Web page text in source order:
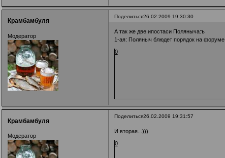
Поделиться26.02.2009 19:30:30
Крамбамбуля
Модератор
А так же две ипостаси Поляныча:ъ
1-ая: Поляныч блюдет порядок на форуме
0
Поделиться26.02.2009 19:31:57
Крамбамбуля
Модератор
И вторая...)))
0